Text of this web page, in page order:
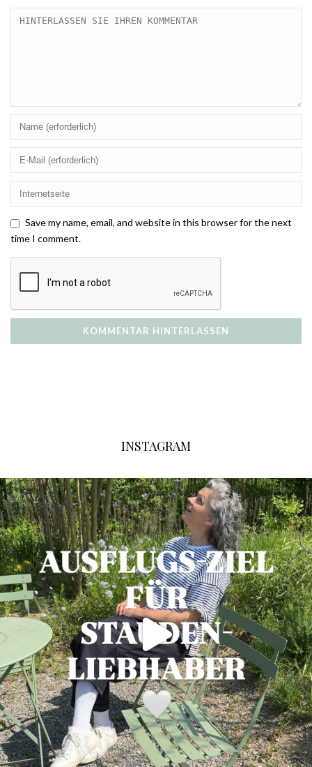
Save my name, email, and website in this browser for the next
time I comment.
INSTAGRAM